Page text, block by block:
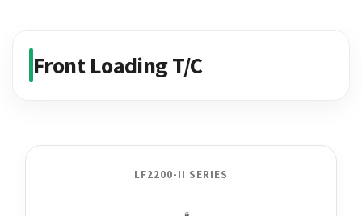
Front Loading T/C
LF2200-II SERIES